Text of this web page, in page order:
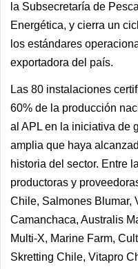
la Subsecretaría de
Energética, y cierra un
los estándares
exportadora del país.
Las 80 instalaciones
60% de la producción
al APL en la iniciativa de
amplia que haya
historia del sector. Entre
productoras y
Chile, Salmones Blumar,
Camanchaca, Australis
Multi-X, Marine Farm,
Skretting Chile, Vitapro